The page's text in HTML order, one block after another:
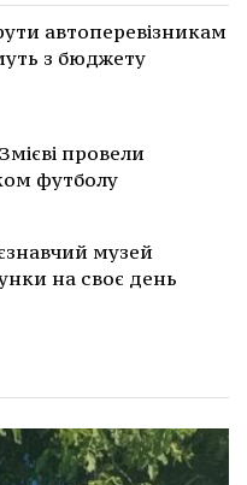
автоперевізникам
з бюджету
провели
футболу
музей
на своє день